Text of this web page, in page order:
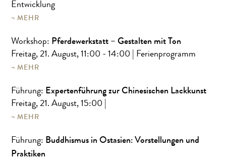
Entwicklung
MEHR
Workshop: Pferdewerkstatt – Gestalten mit Ton
Freitag, 21. August, 11:00 - 14:00 | Ferienprogramm
MEHR
Führung: Expertenführung zur Chinesischen Lackkunst
Freitag, 21. August, 15:00
MEHR
Führung: Buddhismus in Ostasien: Vorstellungen und
Praktiken